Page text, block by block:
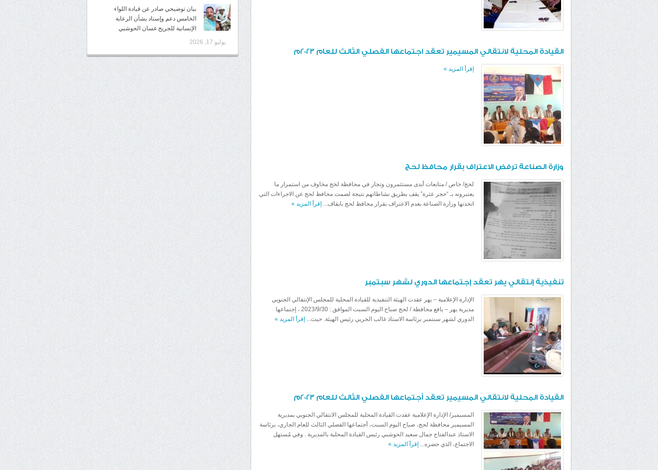
القيادة المحلية لانتقالي المسيمير تعقد اجتماعها الفصلي الثالث للعام 2023م
إقرأ المزيد »
وزارة الصناعة ترفض الاعتراف بقرار محافظ لحج
لحج/ خاص / متابعات أبدى مستثمرون وتجار في محافظة لخج مخاوف من استمرار ما
يعتبرونه بـ “حجر عثرة” يقف بطريق نشاطاتهم نتيجة لصمت محافظ لحج عن الاجراءات التي
اتخذتها وزارة الصناعة بعدم الاعتراف بقرار محافظ لحج بايقاف... إقرأ المزيد »
تنفيذية إنتقالي يهر تعقد إجتماعها الدوري لشهر سبتمبر
الإدارة الإعلامية – يهر عقدت الهيئة التنفيذية للقيادة المحلية للمجلس الإنتقالي الجنوبي
مديرية يهر – يافع محافظة / لحج صباح اليوم السبت الموافق : 2023/9/30 ، إجتماعها
الدوري لشهر سبتمبر برئاسة الاستاذ غالب الحربي رئيس الهيئة. حيث... إقرأ المزيد »
القيادة المحلية لانتقالي المسيمير تعقد أجتماعها الفصلي الثالث للعام 2023م
المسيمير/ الإدارة الإعلامية عقدت القيادة المحلية للمجلس الانتقالي الجنوبي بمديرية
المسيمير محافظة لحج، صباح اليوم السبت، أجتماعها الفصلي الثالث للعام الجاري، برئاسة
الاستاذ عبدالفتاح جمال سعيد الحوشبي رئيس القيادة المحلية بالمديرية . وفي مُستهل
الاجتماع، الذي حضره... إقرأ المزيد »
​بيان توضيحي صادر عن قيادة اللواء
الخامس دعم وإسناد بشأن الرعاية
الإنسانية للجريح غسان الحوشبي
يوليو 17, 2026